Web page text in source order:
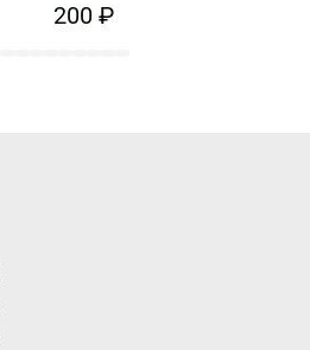
200 ₽